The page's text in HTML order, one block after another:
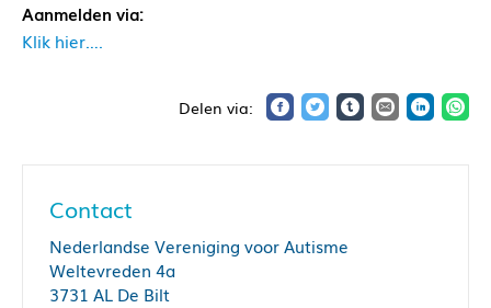
Aanmelden via:
Klik hier….
Contact
Nederlandse Vereniging voor Autisme
Weltevreden 4a
3731 AL De Bilt